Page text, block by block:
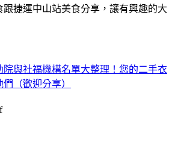
捷運中山站美食分享，讓有興趣的大
院與社福機構名單大整理！您的二手衣
（歡迎分享）